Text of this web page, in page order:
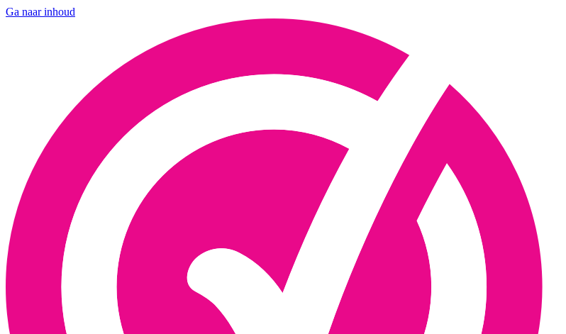
Ga naar inhoud